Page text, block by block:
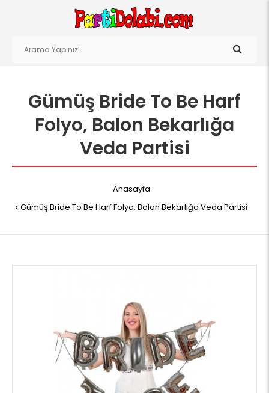
Gümüş Bride To Be Harf
Folyo, Balon Bekarlığa
Veda Partisi
Anasayfa
Gümüş Bride To Be Harf Folyo, Balon Bekarlığa Veda Partisi